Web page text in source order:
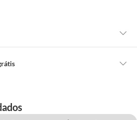
troca de produtos Marca Própria adquiridos
no entanto, a troca só é